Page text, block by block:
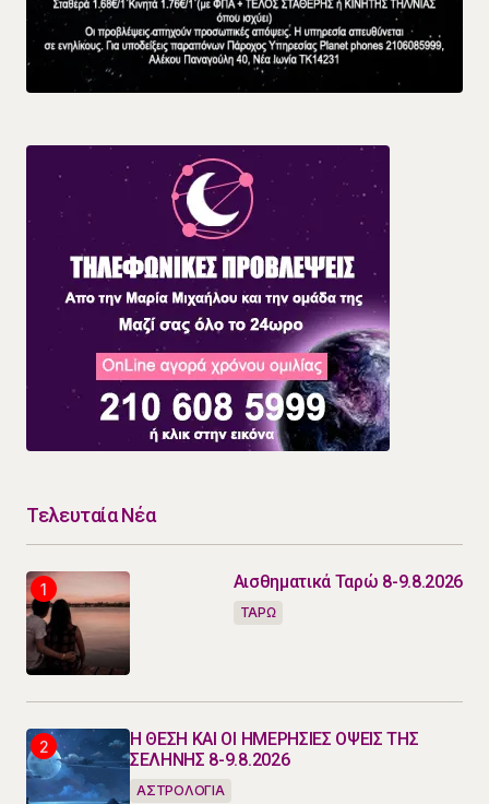
Τελευταία Νέα
Αισθηματικά Ταρώ 8-9.8.2026
ΤΑΡΩ
Η ΘΕΣΗ ΚΑΙ ΟΙ ΗΜΕΡΗΣΙΕΣ ΟΨΕΙΣ ΤΗΣ
ΣΕΛΗΝΗΣ 8-9.8.2026
ΑΣΤΡΟΛΟΓΙΑ